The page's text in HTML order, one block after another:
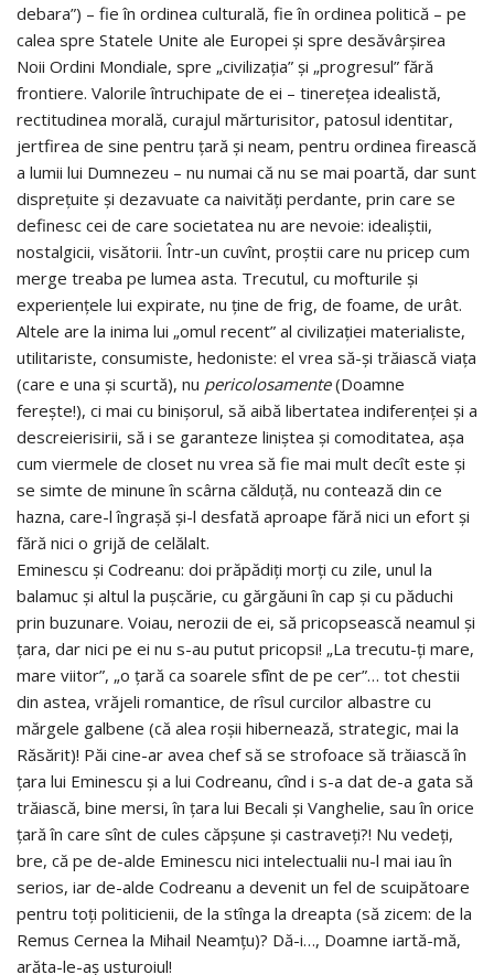
debara”) – fie în ordinea culturală, fie în ordinea politică – pe
calea spre Statele Unite ale Europei şi spre desăvârşirea
Noii Ordini Mondiale, spre „civilizaţia” şi „progresul” fără
frontiere. Valorile întruchipate de ei – tinereţea idealistă,
rectitudinea morală, curajul mărturisitor, patosul identitar,
jertfirea de sine pentru ţară şi neam, pentru ordinea firească
a lumii lui Dumnezeu – nu numai că nu se mai poartă, dar sunt
dispreţuite şi dezavuate ca naivităţi perdante, prin care se
definesc cei de care societatea nu are nevoie: idealiştii,
nostalgicii, visătorii. Într-un cuvînt, proştii care nu pricep cum
merge treaba pe lumea asta. Trecutul, cu mofturile şi
experienţele lui expirate, nu ţine de frig, de foame, de urât.
Altele are la inima lui „omul recent” al civilizaţiei materialiste,
utilitariste, consumiste, hedoniste: el vrea să-şi trăiască viaţa
(care e una şi scurtă), nu pericolosamente(Doamne
fereşte!), ci mai cu binişorul, să aibă libertatea indiferenţei şi a
descreierisirii, să i se garanteze liniştea şi comoditatea, aşa
cum viermele de closet nu vrea să fie mai mult decît este şi
se simte de minune în scârna călduţă, nu contează din ce
hazna, care-l îngraşă şi-l desfată aproape fără nici un efort şi
fără nici o grijă de celălalt.
Eminescu şi Codreanu: doi prăpădiţi morţi cu zile, unul la
balamuc şi altul la puşcărie, cu gărgăuni în cap şi cu păduchi
prin buzunare. Voiau, nerozii de ei, să pricopsească neamul şi
ţara, dar nici pe ei nu s-au putut pricopsi! „La trecutu-ţi mare,
mare viitor”, „o ţară ca soarele sfînt de pe cer”… tot chestii
din astea, vrăjeli romantice, de rîsul curcilor albastre cu
mărgele galbene (că alea roşii hibernează, strategic, mai la
Răsărit)! Păi cine-ar avea chef să se strofoace să trăiască în
ţara lui Eminescu şi a lui Codreanu, cînd i s-a dat de-a gata să
trăiască, bine mersi, în ţara lui Becali şi Vanghelie, sau în orice
ţară în care sînt de cules căpşune şi castraveţi?! Nu vedeţi,
bre, că pe de-alde Eminescu nici intelectualii nu-l mai iau în
serios, iar de-alde Codreanu a devenit un fel de scuipătoare
pentru toţi politicienii, de la stînga la dreapta (să zicem: de la
Remus Cernea la Mihail Neamţu)? Dă-i…, Doamne iartă-mă,
arăta-le-aş usturoiul!